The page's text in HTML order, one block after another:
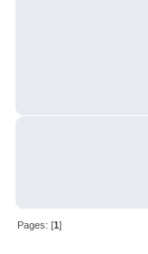
Pages: [1]